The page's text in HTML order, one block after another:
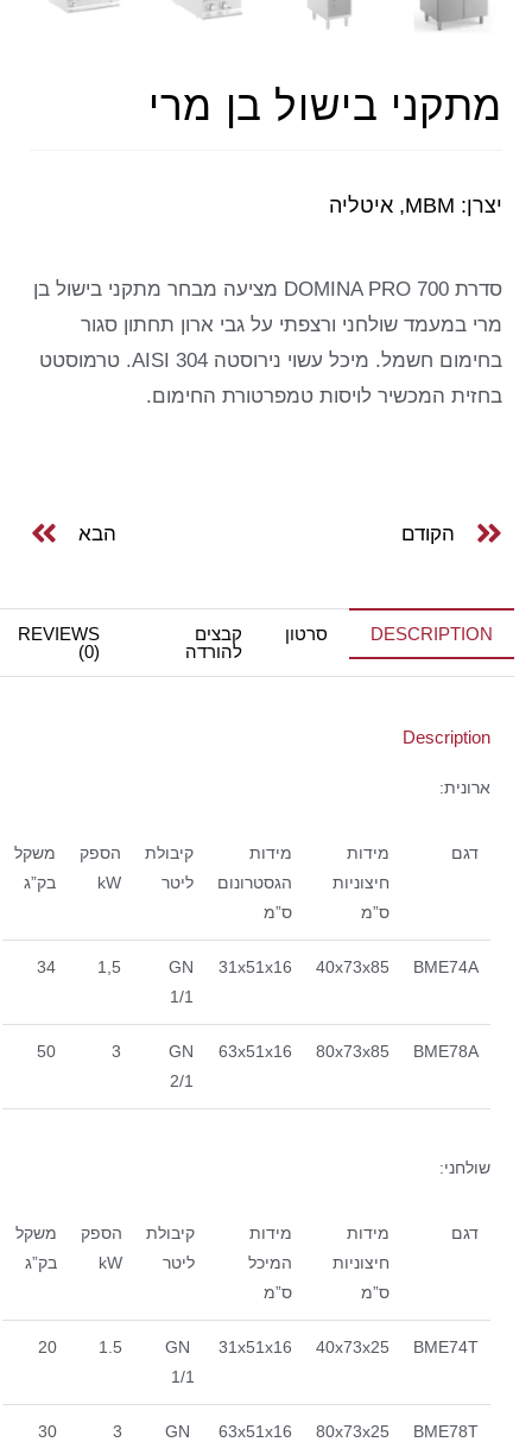
מתקני בישול בן מרי
יצרן: MBM, איטליה
סדרת DOMINA PRO 700 מציעה מבחר מתקני בישול בן
מרי במעמד שולחני ורצפתי על גבי ארון תחתון סגור
בחימום חשמל. מיכל עשוי נירוסטה AISI 304. טרמוסטט
בחזית המכשיר לויסות טמפרטורת החימום.
הקודם הבא
DESCRIPTION סרטון
קבצים
להורדה
REVIEWS
(0)
Description
ארונית:
דגם
מידות
חיצוניות
ס”מ
מידות
הגסטרונום
ס”מ
קיבולת
ליטר
הספק
kW
משקל
בק”ג
BME74A
40x73x85
31x51x16
GN
1/1
1,5
34
BME78A
80x73x85
63x51x16
GN
2/1
3
50
שולחני:
דגם
מידות
חיצוניות
ס”מ
מידות
המיכל
ס”מ
קיבולת
ליטר
הספק
kW
משקל
בק”ג
BME74T
40x73x25
31x51x16
GN
1/1
1.5
20
BME78T
80x73x25
63x51x16
GN
3
30